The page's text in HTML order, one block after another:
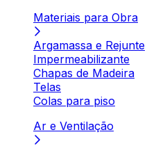
Materiais para Obra
Argamassa e Rejunte
Impermeabilizante
Chapas de Madeira
Telas
Colas para piso
Ar e Ventilação